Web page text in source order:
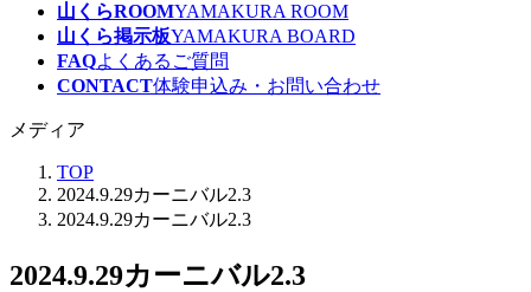
山くらROOMYAMAKURA ROOM
山くら掲示板YAMAKURA BOARD
FAQよくあるご質問
CONTACT体験申込み・お問い合わせ
メディア
TOP
2024.9.29カーニバル2.3
2024.9.29カーニバル2.3
2024.9.29カーニバル2.3